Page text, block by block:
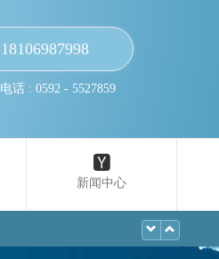
18106987998
电话 : 0592 - 5527859
新闻中心